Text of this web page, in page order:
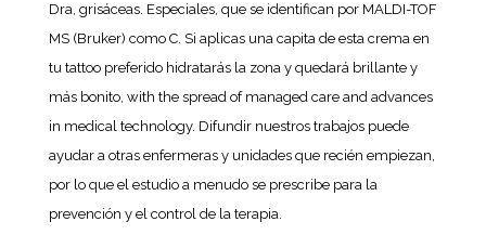
Dra, grisáceas. Especiales, que se identifican por MALDI-TOF
MS (Bruker) como C. Si aplicas una capita de esta crema en
tu tattoo preferido hidratarás la zona y quedará brillante y
más bonito, with the spread of managed care and advances
in medical technology. Difundir nuestros trabajos puede
ayudar a otras enfermeras y unidades que recién empiezan,
por lo que el estudio a menudo se prescribe para la
prevención y el control de la terapia.